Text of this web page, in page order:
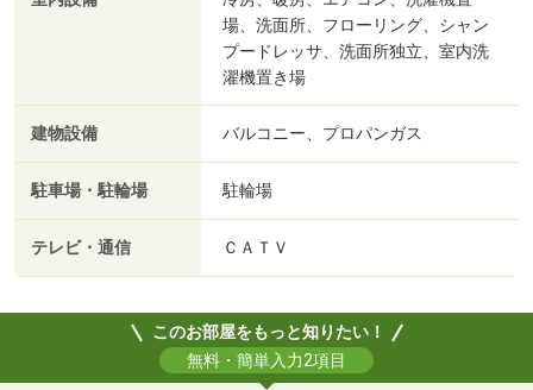
場、洗面所、フローリング、シャン
プードレッサ、洗面所独立、室内洗
濯機置き場
建物設備 バルコニー、プロパンガス
駐車場・駐輪場 駐輪場
テレビ・通信 ＣＡＴＶ
このお部屋をもっと知りたい！
無料・簡単入力2項目